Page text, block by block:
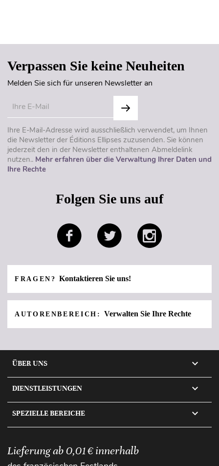
Verpassen Sie keine Neuheiten
Melden Sie sich für unseren Newsletter an
Ihre E-Mail-Adresse wird ausschließlich verwendet, um Ihnen
die Newsletter der Éditions Ellipses zuzusenden. Sie können
jederzeit den in der Newsletter enthaltenen Abmeldelink
nutzen.. Mehr erfahren über die Verwaltung Ihrer Daten und
Ihre Rechte
Folgen Sie uns auf
FRAGEN?Kontaktieren Sie uns!
AUTORENBEREICH:Verwalten Sie Ihre Rechte
ÜBER UNS 
DIENSTLEISTUNGEN 
SPEZIELLE BEREICHE 
Lieferung ab 0,01 € innerhalb